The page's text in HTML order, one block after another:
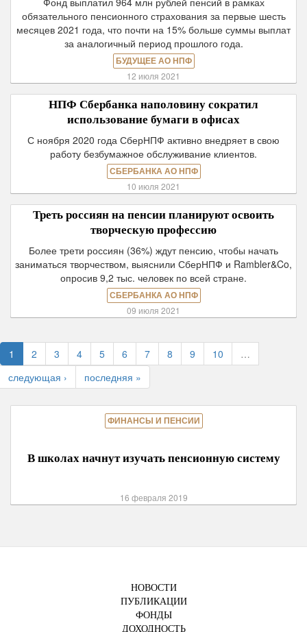
обязательного пенсионного страхования за первые шесть
месяцев 2021 года, что почти на 15% больше суммы выплат
за аналогичный период прошлого года.
БУДУЩЕЕ АО НПФ
12 июля 2021
НПФ Сбербанка наполовину сократил
использование бумаги в офисах
С ноября 2020 года СберНПФ активно внедряет в свою
работу безбумажное обслуживание клиентов.
СБЕРБАНКА АО НПФ
10 июля 2021
Треть россиян на пенсии планируют освоить
творческую профессию
Более трети россиян (36%) ждут пенсию, чтобы начать
заниматься творчеством, выяснили СберНПФ и Rambler&Co,
опросив 9,2 тыс. человек по всей стране.
СБЕРБАНКА АО НПФ
09 июля 2021
1 2 3 4 5 6 7 8 9 10
…
следующая ›
последняя »
ФИНАНСЫ И ПЕНСИИ
В школах начнут изучать пенсионную систему
16 февраля 2019
НОВОСТИ
ПУБЛИКАЦИИ
ФОНДЫ
ДОХОДНОСТЬ